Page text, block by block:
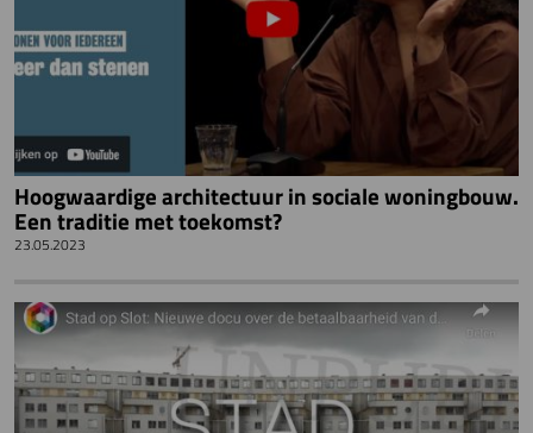
Hoogwaardige architectuur in sociale woningbouw.
Een traditie met toekomst?
23.05.2023